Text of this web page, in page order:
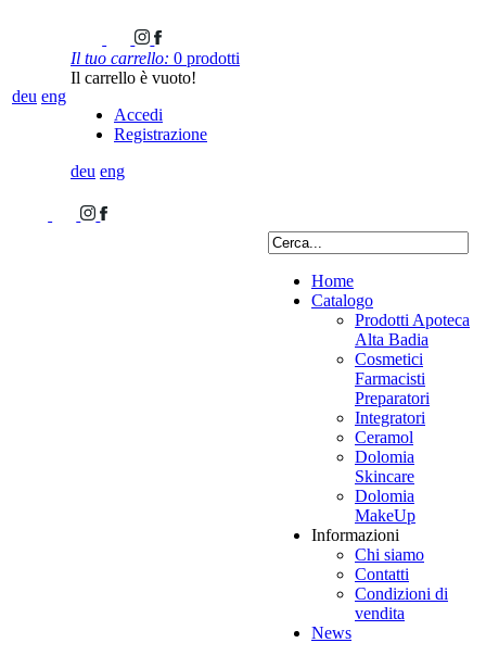
deu eng
Il tuo carrello: 0 prodotti
Il carrello è vuoto!
Accedi
Registrazione
deu eng
Home
Catalogo
Prodotti Apoteca
Alta Badia
Cosmetici
Farmacisti
Preparatori
Integratori
Ceramol
Dolomia
Skincare
Dolomia
MakeUp
Informazioni
Chi siamo
Contatti
Condizioni di
vendita
News